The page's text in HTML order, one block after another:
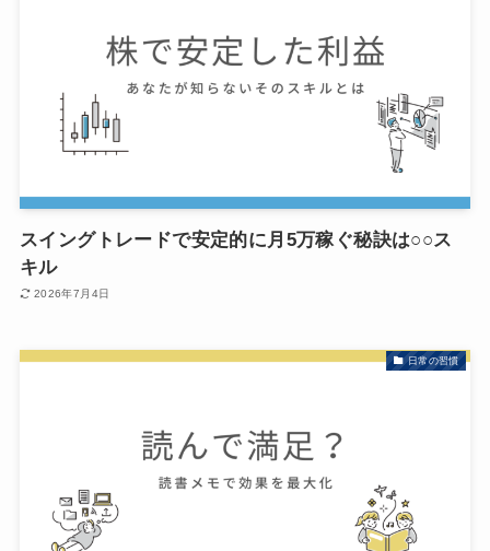
スイングトレードで安定的に月5万稼ぐ秘訣は○○ス
キル
2026年7月4日
日常の習慣